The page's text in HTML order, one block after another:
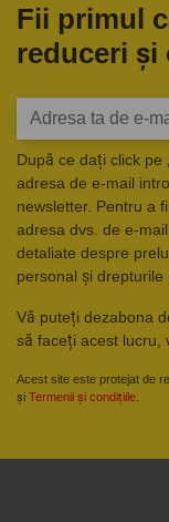
Fii primul
reduceri și
După ce dați click pe
adresa de e-mail
newsletter. Pentru a
adresa dvs. de e-
detaliate despre
personal și
Vă puteți dezabona
să faceți acest lucru,
Acest site este protejat de
și Termenii și condițiile